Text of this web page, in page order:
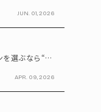
JUN. 01, 2026
これから住宅ローンを選ぶなら“固定vs変動”どちらが正解? 9割が利用したいと答えた「いま決めなくてもいい」ローンとは!?
APR. 09, 2026